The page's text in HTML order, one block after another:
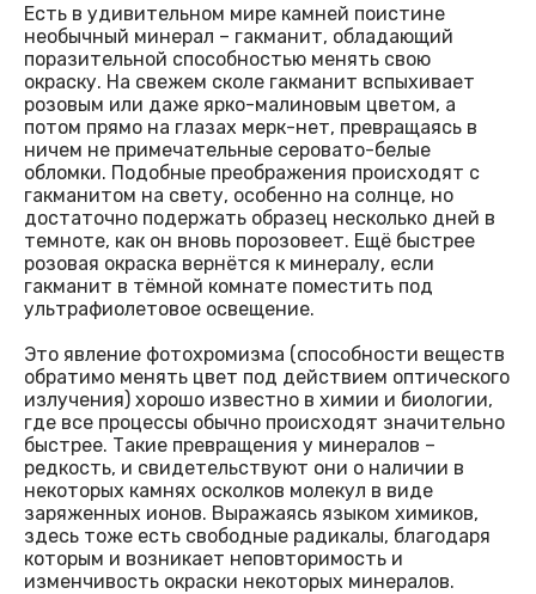
Есть в удивительном мире камней поистине
необычный минерал – гакманит, обладающий
поразительной способностью менять свою
окраску. На свежем сколе гакманит вспыхивает
розовым или даже ярко-малиновым цветом, а
потом прямо на глазах мерк-нет, превращаясь в
ничем не примечательные серовато-белые
обломки. Подобные преображения происходят с
гакманитом на свету, особенно на солнце, но
достаточно подержать образец несколько дней в
темноте, как он вновь порозовеет. Ещё быстрее
розовая окраска вернётся к минералу, если
гакманит в тёмной комнате поместить под
ультрафиолетовое освещение.
Это явление фотохромизма (способности веществ
обратимо менять цвет под действием оптического
излучения) хорошо известно в химии и биологии,
где все процессы обычно происходят значительно
быстрее. Такие превращения у минералов –
редкость, и свидетельствуют они о наличии в
некоторых камнях осколков молекул в виде
заряженных ионов. Выражаясь языком химиков,
здесь тоже есть свободные радикалы, благодаря
которым и возникает неповторимость и
изменчивость окраски некоторых минералов.